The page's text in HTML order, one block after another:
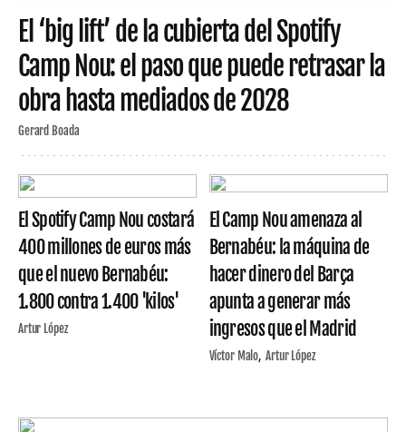
El ‘big lift’ de la cubierta del Spotify
Camp Nou: el paso que puede retrasar la
obra hasta mediados de 2028
Gerard Boada
El Spotify Camp Nou costará
400 millones de euros más
que el nuevo Bernabéu:
1.800 contra 1.400 'kilos'
Artur López
El Camp Nou amenaza al
Bernabéu: la máquina de
hacer dinero del Barça
apunta a generar más
ingresos que el Madrid
Víctor Malo Artur López